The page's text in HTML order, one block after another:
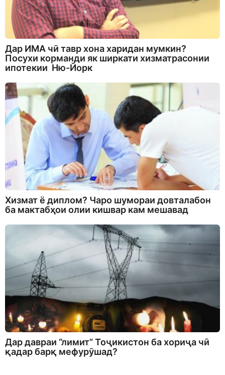
Дар ИМА чӣ тавр хона харидан мумкин?
Посухи корманди як ширкати хизматрасонии
ипотекии Ню-Йорк
Хизмат ё диплом? Чаро шумораи довталабон
ба мактабҳои олии кишвар кам мешавад
Дар давраи “лимит” Тоҷикистон ба хориҷа чӣ
қадар барқ мефурӯшад?